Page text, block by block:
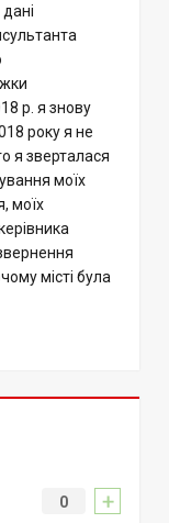
р. я знову
року я не
я зверталася
моїх
моїх
місті була
+
0